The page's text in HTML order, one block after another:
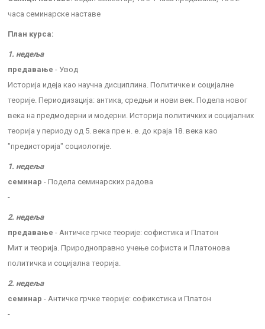
часа семинарске наставе
План курса:
1. недеља
предавање - Увод
Историја идеја као научна дисциплина. Политичке и социјалне
теорије. Периодизација: антика, средњи и нови век. Подела новог
века на предмодерни и модерни. Историја политичких и социјалних
теорија у периоду од 5. века пре н. е. до краја 18. века као
"предисторија" социологије.
1. недеља
семинар - Подела семинарских радова
-
2. недеља
предавање - Античке грчке теорије: софистика и Платон
Мит и теорија. Природноправно учење софиста и Платонова
политичка и социјална теорија.
2. недеља
семинар - Античке грчке теорије: софикстика и Платон
-